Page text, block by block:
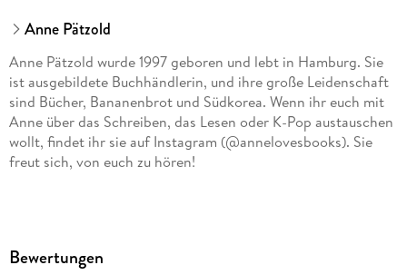
Anne Pätzold
Anne Pätzold wurde 1997 geboren und lebt in Hamburg. Sie
ist ausgebildete Buchhändlerin, und ihre große Leidenschaft
sind Bücher, Bananenbrot und Südkorea. Wenn ihr euch mit
Anne über das Schreiben, das Lesen oder K-Pop austauschen
wollt, findet ihr sie auf Instagram (@annelovesbooks). Sie
freut sich, von euch zu hören!
Bewertungen